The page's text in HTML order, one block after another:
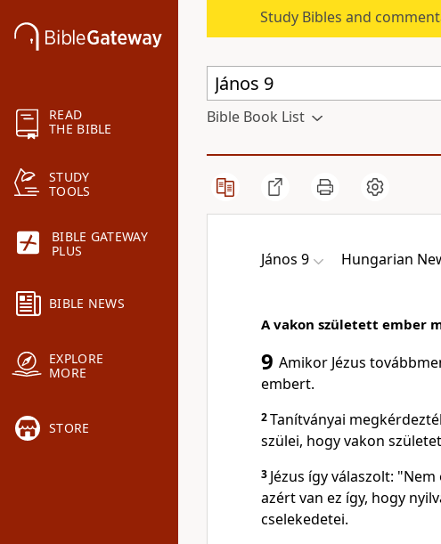
READ
THE BIBLE
STUDY
TOOLS
BIBLE GATEWAY
PLUS
BIBLE NEWS
EXPLORE
MORE
STORE
Study Bibles and
Bible Book List
János 9 Hungarian
A vakon született ember
9 Amikor Jézus
embert.
2Tanítványai
szülei, hogy vakon
3 Jézus így válaszolt:
azért van ez így, hogy
cselekedetei.